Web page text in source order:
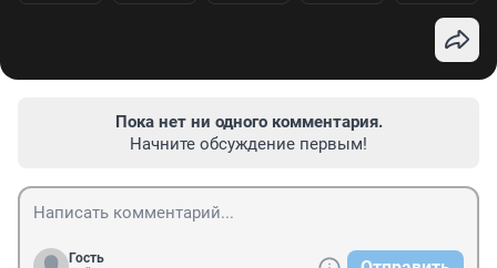
Пока нет ни одного комментария.
Начните обсуждение первым!
Гость